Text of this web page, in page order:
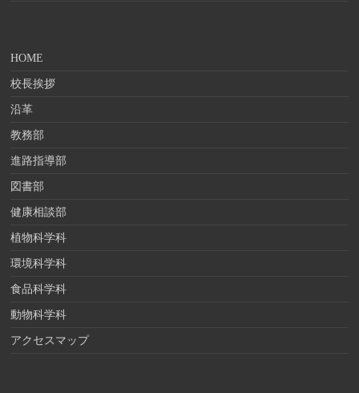
HOME
校長挨拶
沿革
教務部
進路指導部
図書部
健康相談部
植物科学科
環境科学科
食品科学科
動物科学科
アクセスマップ